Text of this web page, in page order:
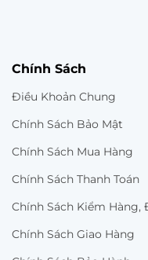
Chính Sách
Điều Khoản Chung
Chính Sách Bảo Mật
Chính Sách Mua Hàng
Chính Sách Thanh Toán
Chính Sách Kiểm Hàng,
Chính Sách Giao Hàng